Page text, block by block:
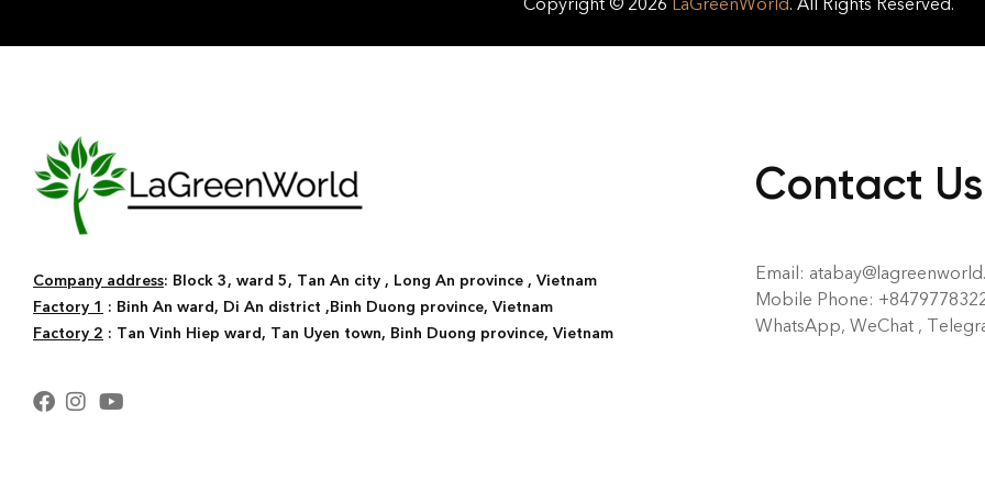
Copyright © 2026 LaGreenWorld. All Rights Reserved.
Company address: Block 3, ward 5, Tan An city , Long An province , Vietnam
Factory 1 : Binh An ward, Di An district ,Binh Duong province, Vietnam
Factory 2 : Tan Vinh Hiep ward, Tan Uyen town, Binh Duong province, Vietnam
Contact Us
Email:
Mobile Phone:
WhatsApp, WeChat ,